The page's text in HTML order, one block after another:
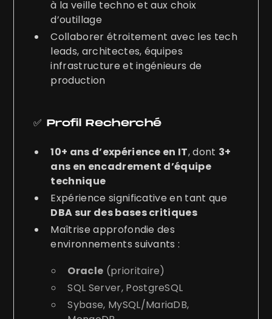
à la veille techno et aux choix
d’outillage
Collaborer étroitement avec les tech
leads, architectes, équipes
infrastructure et ingénieurs de
production
✅ Profil Recherché
10+ ans d’expérience en IT, dont 3+
ans en encadrement d’équipe
technique
Expérience significative en tant que
DBA sur des bases critiques
Maîtrise approfondie des
environnements suivants :
Oracle (prioritaire)
SQL Server, PostgreSQL
Sybase, MySQL/MariaDB,